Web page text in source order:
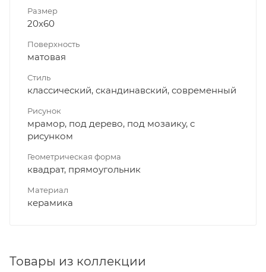
Размер
20x60
Поверхность
матовая
Стиль
классический, скандинавский, современный
Рисунок
мрамор, под дерево, под мозаику, с
рисунком
Геометрическая форма
квадрат, прямоугольник
Материал
керамика
Товары из коллекции